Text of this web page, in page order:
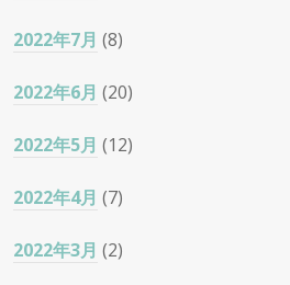
2022年7月 (8)
2022年6月 (20)
2022年5月 (12)
2022年4月 (7)
2022年3月 (2)